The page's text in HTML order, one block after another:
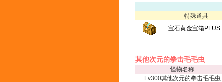
特殊道具
宝石黄金宝箱PLUS
其他次元的拳击毛毛虫
怪物名称
Lv300其他次元的拳击毛毛虫